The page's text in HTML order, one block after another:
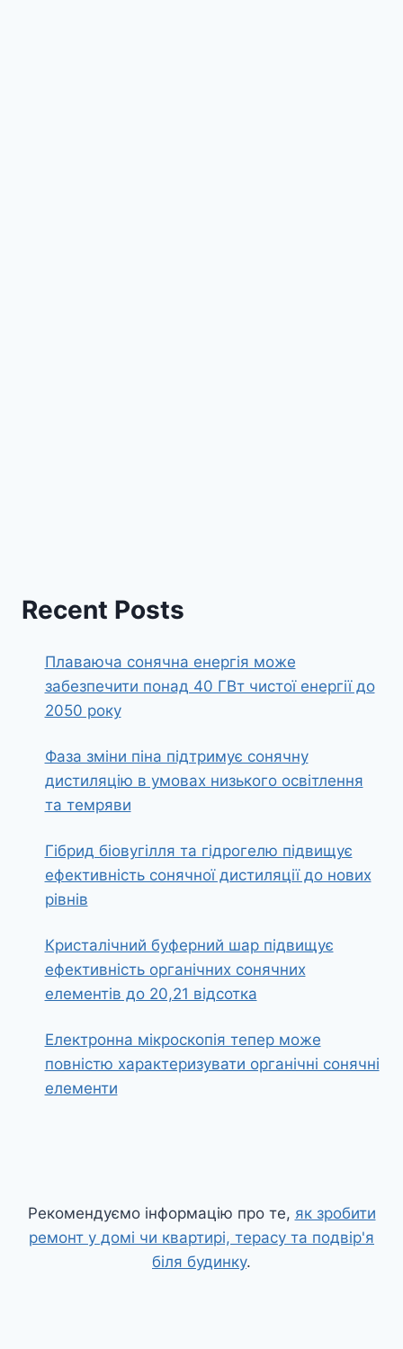
Recent Posts
Плаваюча сонячна енергія може
забезпечити понад 40 ГВт чистої енергії до
2050 року
Фаза зміни піна підтримує сонячну
дистиляцію в умовах низького освітлення
та темряви
Гібрид біовугілля та гідрогелю підвищує
ефективність сонячної дистиляції до нових
рівнів
Кристалічний буферний шар підвищує
ефективність органічних сонячних
елементів до 20,21 відсотка
Електронна мікроскопія тепер може
повністю характеризувати органічні сонячні
елементи
Рекомендуємо інформацію про те, як зробити
ремонт у домі чи квартирі, терасу та подвір'я
біля будинку.